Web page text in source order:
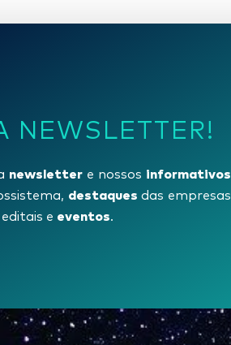
NEWSLETTER!
newsletter e nossos informativos
destaques das empresas
e eventos.